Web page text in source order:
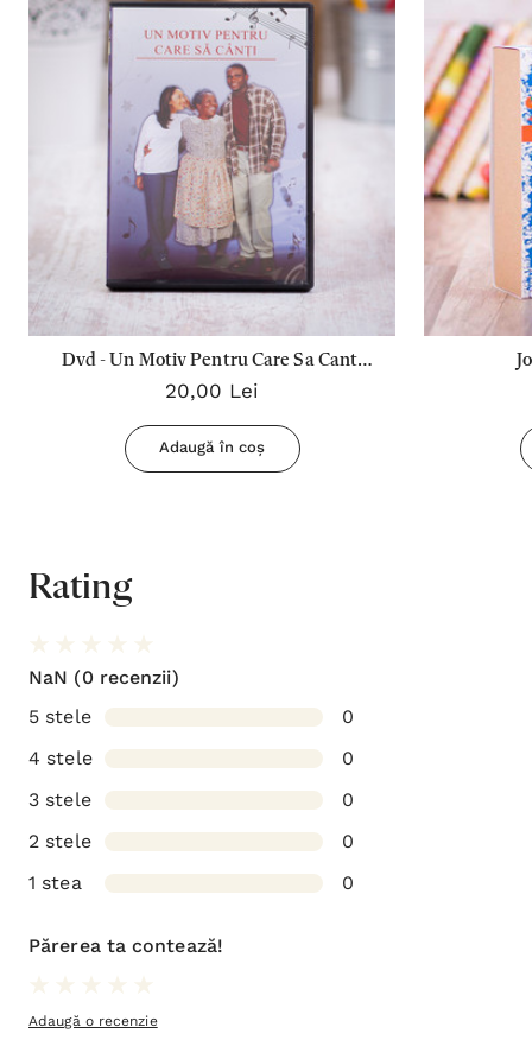
Dvd - Un Motiv Pentru Care Sa Canti
(Film Artistic)
20,00 Lei
Adaugă în coș
Rating
NaN (0 recenzii)
5 stele
0
4 stele
0
3 stele
0
2 stele
0
1 stea
0
Părerea ta contează!
Adaugă o recenzie